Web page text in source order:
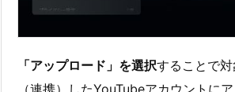
「アップロード」を選択することで